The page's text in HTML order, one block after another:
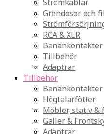
Strömkablar
Grendosor och
RCA & XLR
Tillbehör
Adaptrar
Tillbehör
Banankontakter
Högtalarfötter
Möbler, stativ &
Galler &
Adaptrar